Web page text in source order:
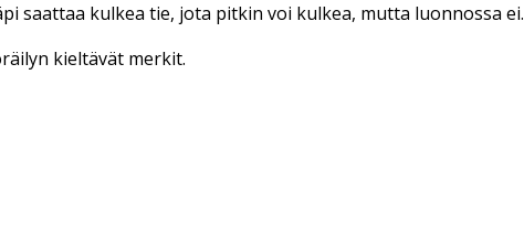
saattaa kulkea tie, jota pitkin voi kulkea, mutta luonnossa ei.
kieltävät merkit.